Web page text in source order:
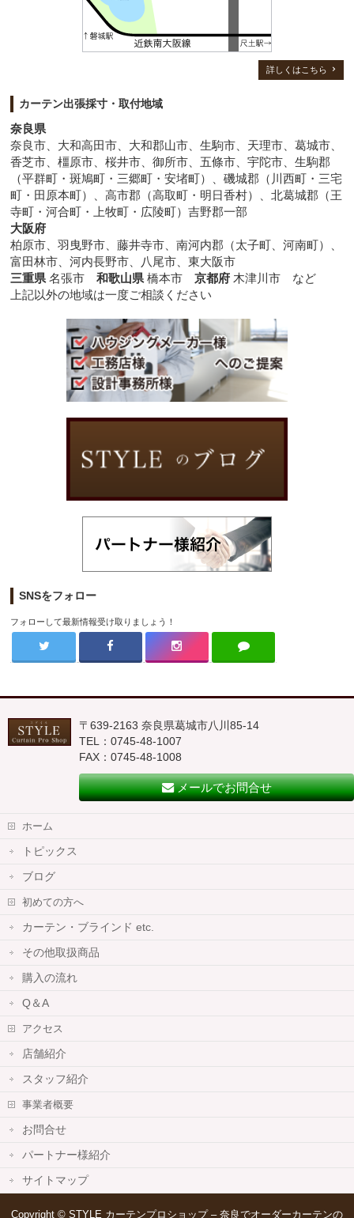
詳しくはこちら
カーテン出張採寸・取付地域
奈良県
奈良市、大和高田市、大和郡山市、生駒市、天理市、葛城市、
香芝市、橿原市、桜井市、御所市、五條市、宇陀市、生駒郡
（平群町・斑鳩町・三郷町・安堵町）、磯城郡（川西町・三宅
町・田原本町）、高市郡（高取町・明日香村）、北葛城郡（王
寺町・河合町・上牧町・広陵町）吉野郡一部
大阪府
柏原市、羽曳野市、藤井寺市、南河内郡（太子町、河南町）、
富田林市、河内長野市、八尾市、東大阪市
三重県 名張市和歌山県 橋本市京都府 木津川市 など
上記以外の地域は一度ご相談ください
SNSをフォロー
フォローして最新情報受け取りましょう！
〒639-2163 奈良県葛城市八川85-14
TEL：0745-48-1007
FAX：0745-48-1008
メールでお問合せ
ホーム
トピックス
ブログ
初めての方へ
カーテン・ブラインド etc.
その他取扱商品
購入の流れ
Q＆A
アクセス
店舗紹介
スタッフ紹介
事業者概要
お問合せ
パートナー様紹介
サイトマップ
Copyright © STYLE カーテンプロショップ – 奈良でオーダーカーテンの